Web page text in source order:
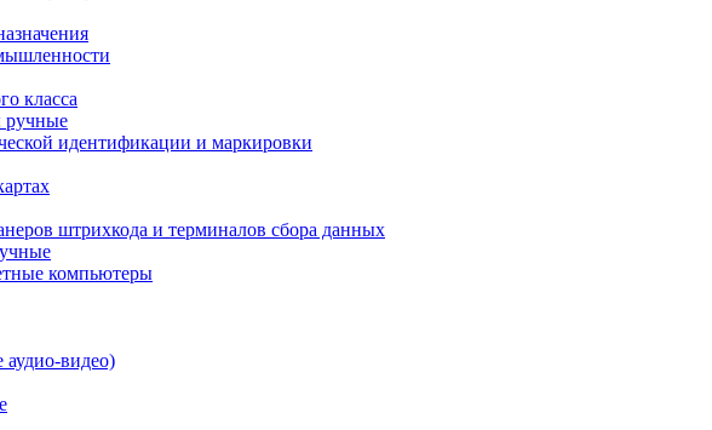
класса
ручные
идентификации и маркировки
штрихкода и терминалов сбора данных
компьютеры
аудио-видео)